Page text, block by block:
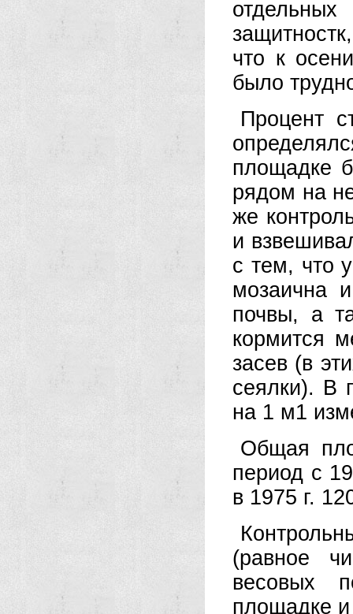
что к
было
Процент
площадке
рядом на
же
и
с тем, что
мозаична
почвы, а
кормится
засев (в
сеялки). В
на 1 м1
Общая
период с
в 1975 г.
(равное
весовых
площадке и